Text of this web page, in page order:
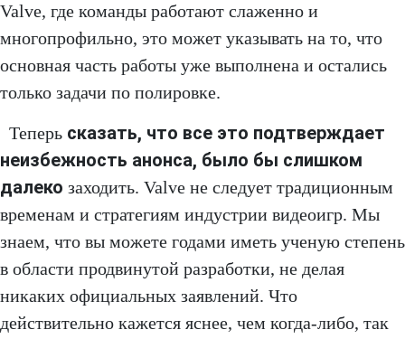
Valve, где команды работают слаженно и
многопрофильно, это может указывать на то, что
основная часть работы уже выполнена и остались
только задачи по полировке.
Теперь сказать, что все это подтверждает
неизбежность анонса, было бы слишком
далеко заходить. Valve не следует традиционным
временам и стратегиям индустрии видеоигр. Мы
знаем, что вы можете годами иметь ученую степень
в области продвинутой разработки, не делая
никаких официальных заявлений. Что
действительно кажется яснее, чем когда-либо, так